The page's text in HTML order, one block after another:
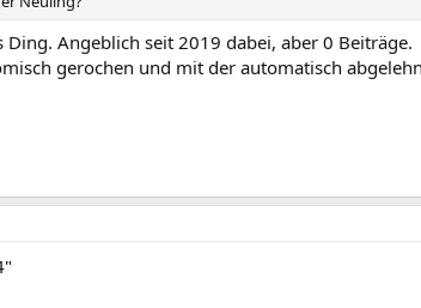
Ding. Angeblich seit 2019 dabei, aber 0 Beiträge.
gerochen und mit der automatisch